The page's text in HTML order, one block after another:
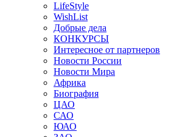
LifeStyle
WishList
Добрые дела
КОНКУРСЫ
Интересное от партнеров
Новости России
Новости Мира
Африка
Биография
ЦАО
САО
ЮАО